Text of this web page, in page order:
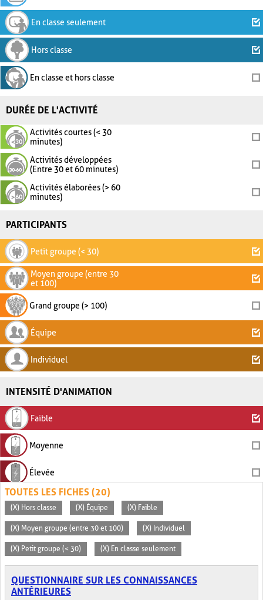
En classe seulement
Hors classe
En classe et hors classe
DURÉE DE L'ACTIVITÉ
Activités courtes (< 30
minutes)
Activités développées
(Entre 30 et 60 minutes)
Activités élaborées (> 60
minutes)
PARTICIPANTS
Petit groupe (< 30)
Moyen groupe (entre 30
et 100)
Grand groupe (> 100)
Équipe
Individuel
INTENSITÉ D'ANIMATION
Faible
Moyenne
Élevée
TOUTES LES FICHES (20)
(X) Hors classe (X) Équipe (X) Faible
(X) Moyen groupe (entre 30 et 100) (X) Individuel
(X) Petit groupe (< 30) (X) En classe seulement
QUESTIONNAIRE SUR LES CONNAISSANCES
ANTÉRIEURES